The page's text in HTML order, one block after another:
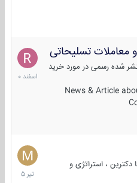
تسلیحاتی
شده رسمی در مورد خرید
News & Article
7
اسفند
1400
، استراتژی و
27
تیر
1405